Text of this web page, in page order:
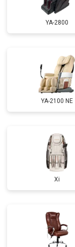
Ремонт микро-лифта
YA-2800
YA-2100 NE
Xi